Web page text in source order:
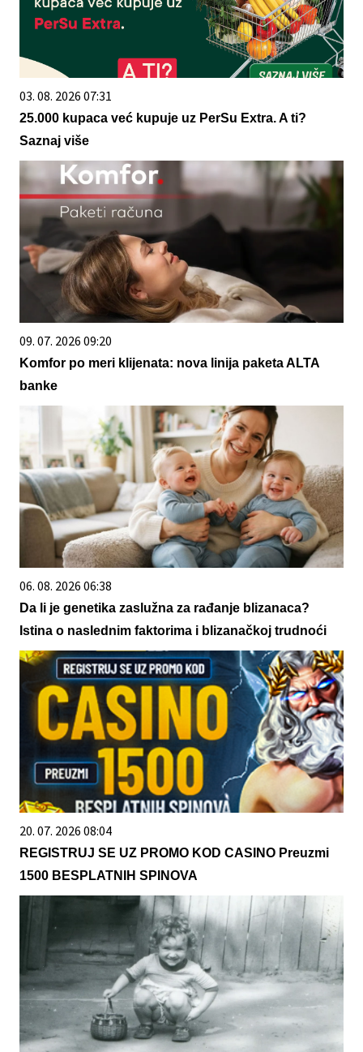
03. 08. 2026 07:31
25.000 kupaca već kupuje uz PerSu Extra. A ti?
Saznaj više
09. 07. 2026 09:20
Komfor po meri klijenata: nova linija paketa ALTA
banke
06. 08. 2026 06:38
Da li je genetika zaslužna za rađanje blizanaca?
Istina o naslednim faktorima i blizanačkoj trudnoći
20. 07. 2026 08:04
REGISTRUJ SE UZ PROMO KOD CASINO Preuzmi
1500 BESPLATNIH SPINOVA